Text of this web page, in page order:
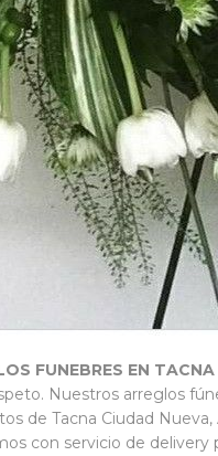
FUNEBRES EN TACNA
Nuestros arreglos
de Tacna Ciudad
con servicio de